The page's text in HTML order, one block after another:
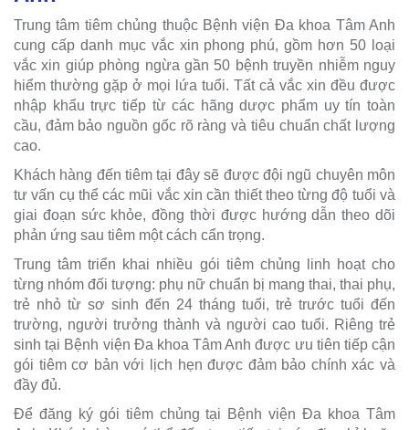
Trung tâm tiêm chủng thuộc Bệnh viện Đa khoa Tâm Anh
cung cấp danh mục vắc xin phong phú, gồm hơn 50 loại
vắc xin giúp phòng ngừa gần 50 bệnh truyền nhiễm nguy
hiểm thường gặp ở mọi lứa tuổi. Tất cả vắc xin đều được
nhập khẩu trực tiếp từ các hãng dược phẩm uy tín toàn
cầu, đảm bảo nguồn gốc rõ ràng và tiêu chuẩn chất lượng
cao.
Khách hàng đến tiêm tại đây sẽ được đội ngũ chuyên môn
tư vấn cụ thể các mũi vắc xin cần thiết theo từng độ tuổi và
giai đoạn sức khỏe, đồng thời được hướng dẫn theo dõi
phản ứng sau tiêm một cách cẩn trọng.
Trung tâm triển khai nhiều gói tiêm chủng linh hoạt cho
từng nhóm đối tượng: phụ nữ chuẩn bị mang thai, thai phụ,
trẻ nhỏ từ sơ sinh đến 24 tháng tuổi, trẻ trước tuổi đến
trường, người trưởng thành và người cao tuổi. Riêng trẻ
sinh tại Bệnh viện Đa khoa Tâm Anh được ưu tiên tiếp cận
gói tiêm cơ bản với lịch hẹn được đảm bảo chính xác và
đầy đủ.
Để đăng ký gói tiêm chủng tại Bệnh viện Đa khoa Tâm